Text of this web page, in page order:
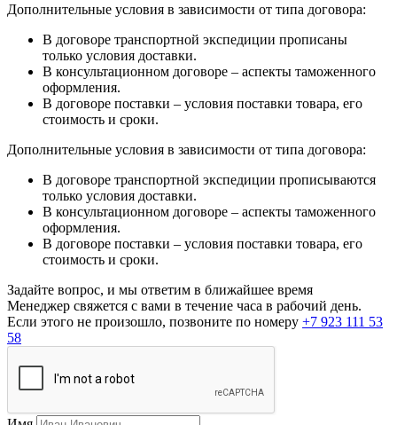
Дополнительные условия в зависимости от типа договора:
В договоре транспортной экспедиции прописаны
только условия доставки.
В консультационном договоре – аспекты таможенного
оформления.
В договоре поставки – условия поставки товара, его
стоимость и сроки.
Дополнительные условия в зависимости от типа договора:
В договоре транспортной экспедиции прописываются
только условия доставки.
В консультационном договоре – аспекты таможенного
оформления.
В договоре поставки – условия поставки товара, его
стоимость и сроки.
Задайте вопрос, и мы ответим в ближайшее время
Менеджер свяжется с вами в течение часа в рабочий день.
Если этого не произошло, позвоните по номеру +7 923 111 53
58